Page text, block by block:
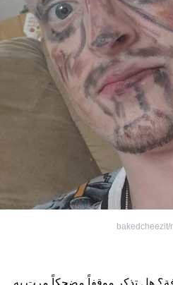
bakedcheezit/